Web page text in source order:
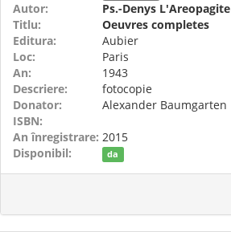
Autor:
Ps.-Denys L'Areopagite
Titlu:
Oeuvres completes
Editura:
Aubier
Loc:
Paris
An:
1943
Descriere:
fotocopie
Donator:
Alexander Baumgarten
ISBN:
An înregistrare: 2015
Disponibil:
da